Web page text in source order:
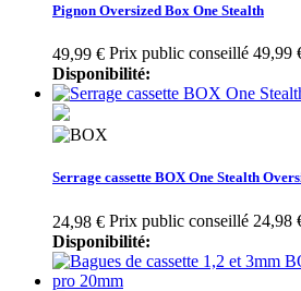
Pignon Oversized Box One Stealth
49,99 € Prix public conseillé 49,99
Disponibilité:
Serrage cassette BOX One Stealth
24,98 € Prix public conseillé 24,98
Disponibilité: